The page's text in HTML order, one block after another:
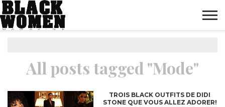
MAG
“STUDIO
LIVE”
MAG
“AWARDS”
MAG
“FASHION
FESTIVAL”
All posts tagged "Mode"
TROIS BLACK OUTFITS DE DIDI
STONE QUE VOUS ALLEZ ADORER!